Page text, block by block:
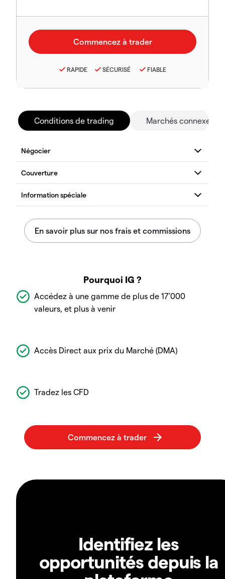
RAPIDE SÉCURISÉ FIABLE
Conditions de trading Marchés connexes
Pourquoi IG ?
Accédez à une gamme de plus de 17'000
valeurs, et plus à venir
Accès Direct aux prix du Marché (DMA)
Tradez les CFD
Identifiez les
opportunités depuis la